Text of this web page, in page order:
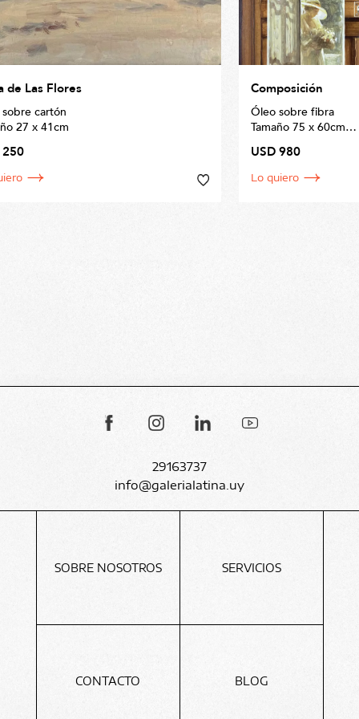
de Las Flores
cartón
27 x 41cm
250
Composición
Óleo sobre fibra
Tamaño 75 x 60cm
Enmarcado
USD 980
Lo quiero
29163737
info@galerialatina.uy
SOBRE NOSOTROS SERVICIOS
CONTACTO BLOG